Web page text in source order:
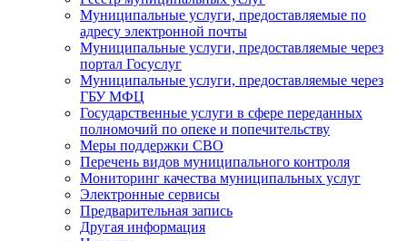
Муниципальные услуги, предоставляемые по
адресу электронной почты
Муниципальные услуги, предоставляемые через
портал Госуслуг
Муниципальные услуги, предоставляемые через
ГБУ МФЦ
Государственные услуги в сфере переданных
полномочий по опеке и попечительству
Меры поддержки СВО
Перечень видов муниципального контроля
Мониторинг качества муниципальных услуг
Электронные сервисы
Предварительная запись
Другая информация